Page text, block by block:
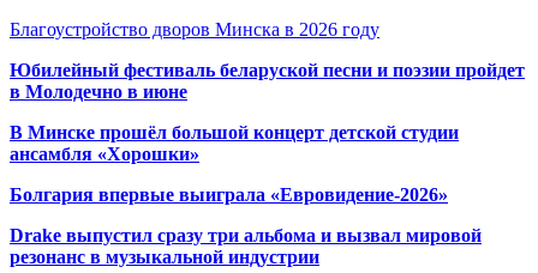
Благоустройство дворов Минска в 2026 году
Юбилейный фестиваль беларуской песни и поэзии пройдет
в Молодечно в июне
В Минске прошёл большой концерт детской студии
ансамбля «Хорошки»
Болгария впервые выиграла «Евровидение-2026»
Drake выпустил сразу три альбома и вызвал мировой
резонанс в музыкальной индустрии